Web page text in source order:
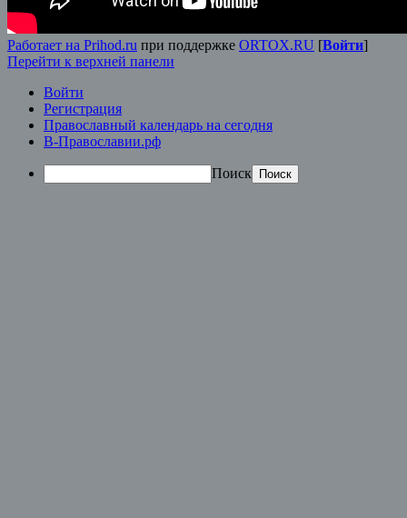
Работает на Prihod.ru при поддержке ORTOX.RU [Войти]
Перейти к верхней панели
Войти
Регистрация
Православный календарь на сегодня
В-Православии.рф
Поиск